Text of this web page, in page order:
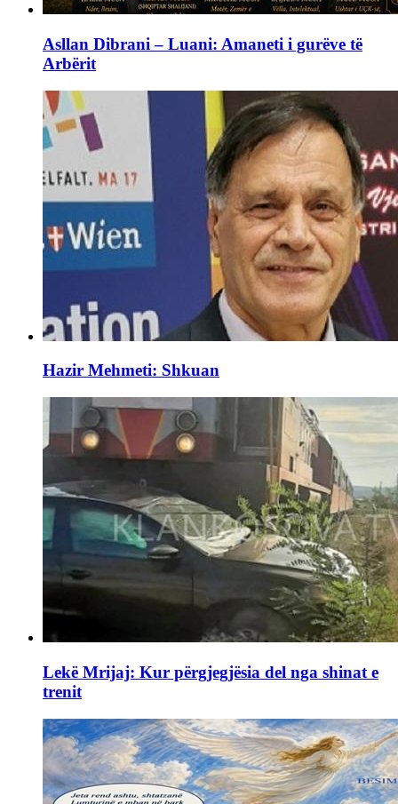
Asllan Dibrani – Luani: Amaneti i gurëve të
Arbërit
Hazir Mehmeti: Shkuan
Lekë Mrijaj: Kur përgjegjësia del nga shinat e
trenit